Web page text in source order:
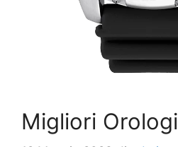
Migliori